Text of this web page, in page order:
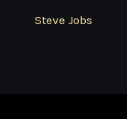
Steve Jobs